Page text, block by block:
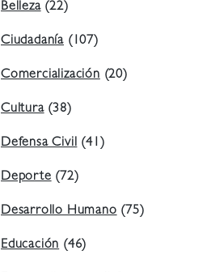
Belleza(22)
Ciudadanía (107)
Comercialización(20)
Cultura(38)
Defensa Civil(41)
Deporte(72)
Desarrollo Humano(75)
Educación(46)